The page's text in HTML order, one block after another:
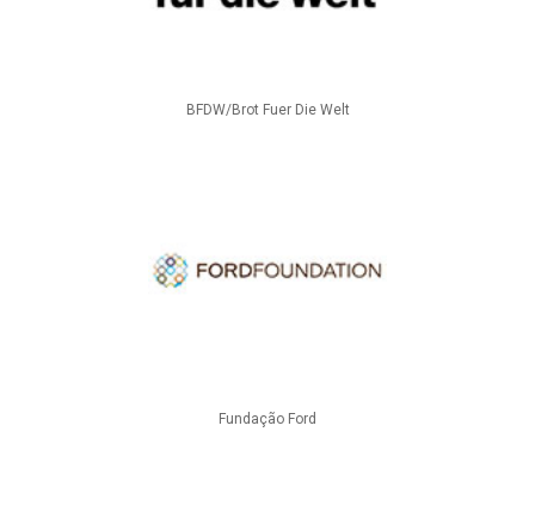
BFDW/Brot Fuer Die Welt
Fundação Ford